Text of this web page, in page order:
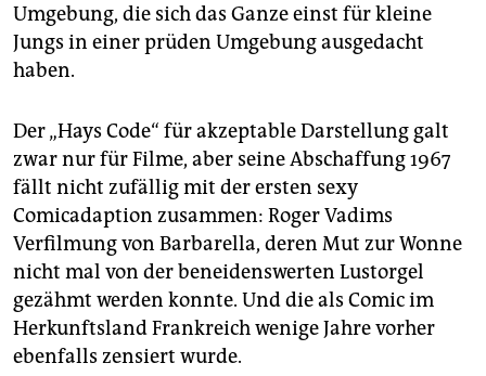
Umgebung, die sich das Ganze einst für kleine
Jungs in einer prüden Umgebung ausgedacht
haben.
Der „Hays Code“ für akzeptable Darstellung galt
zwar nur für Filme, aber seine Abschaffung 1967
fällt nicht zufällig mit der ersten sexy
Comicadaption zusammen: Roger Vadims
Verfilmung von Barbarella, deren Mut zur Wonne
nicht mal von der beneidenswerten Lustorgel
gezähmt werden konnte. Und die als Comic im
Herkunftsland Frankreich wenige Jahre vorher
ebenfalls zensiert wurde.